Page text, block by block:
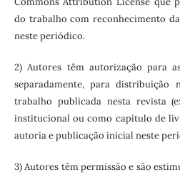
do trabalho com reconhecimento
neste periódico.
2) Autores têm autorização para
separadamente, para distribuição
trabalho publicada nesta revista
institucional ou como capítulo de
autoria e publicação inicial neste
3) Autores têm permissão e são